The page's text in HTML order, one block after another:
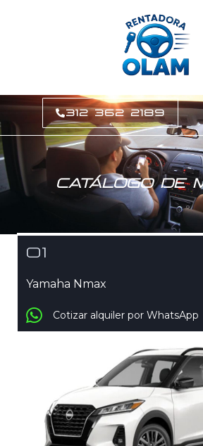
312 362 2189
CATÁLOGO DE
01
Yamaha Nmax
Cotizar alquiler por WhatsApp